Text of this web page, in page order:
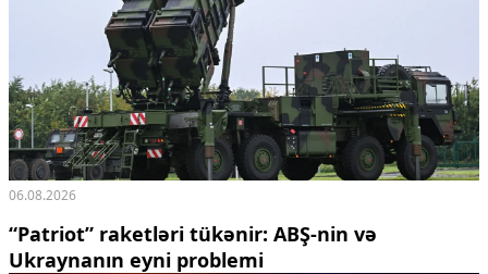
06.08.2026
“Patriot” raketləri tükənir: ABŞ-nin və
Ukraynanın eyni problemi